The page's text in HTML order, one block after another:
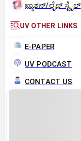
ಫ್ಯಾಶನ್/ಲೈಫ್‌ ಸ್ಟೈಲ್
UV OTHER LINKS
E-PAPER
UV PODCAST
CONTACT US